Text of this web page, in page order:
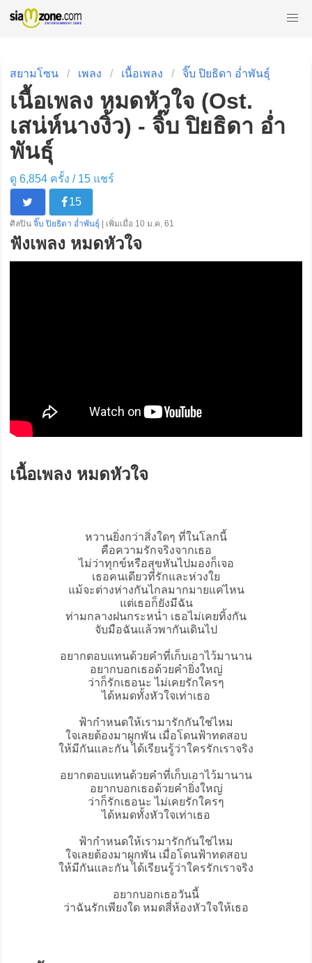
สยามโซน เพลง เนื้อเพลง จิ๊บ ปิยธิดา อ่ำพันธุ์
เนื้อเพลง หมดหัวใจ (Ost.
เสน่ห์นางงิ้ว) - จิ๊บ ปิยธิดา อ่ำ
พันธุ์
ดู 6,854 ครั้ง / 15แชร์
15
ศิลปิน จิ๊บ ปิยธิดา อ่ำพันธุ์ | เพิ่มเมื่อ 10 ม.ค. 61
ฟังเพลง หมดหัวใจ
เนื้อเพลง หมดหัวใจ
หวานยิ่งกว่าสิ่งใดๆ ที่ในโลกนี้
คือความรักจริงจากเธอ
ไม่ว่าทุกข์หรือสุขหันไปมองก็เจอ
เธอคนเดียวที่รักและห่วงใย
แม้จะต่างห่างกันไกลมากมายแค่ไหน
แต่เธอก็ยังมีฉัน
ท่ามกลางฝนกระหน่ำ เธอไม่เคยทิ้งกัน
จับมือฉันแล้วพากันเดินไป
อยากตอบแทนด้วยคำที่เก็บเอาไว้มานาน
อยากบอกเธอด้วยคำยิ่งใหญ่
ว่าก็รักเธอนะ ไม่เคยรักใครๆ
ได้หมดทั้งหัวใจเท่าเธอ
ฟ้ากำหนดให้เรามารักกันใช่ไหม
ใจเลยต้องมาผูกพัน เมื่อโดนฟ้าทดสอบ
ให้มีกันและกัน ได้เรียนรู้ว่าใครรักเราจริง
อยากตอบแทนด้วยคำที่เก็บเอาไว้มานาน
อยากบอกเธอด้วยคำยิ่งใหญ่
ว่าก็รักเธอนะ ไม่เคยรักใครๆ
ได้หมดทั้งหัวใจเท่าเธอ
ฟ้ากำหนดให้เรามารักกันใช่ไหม
ใจเลยต้องมาผูกพัน เมื่อโดนฟ้าทดสอบ
ให้มีกันและกัน ได้เรียนรู้ว่าใครรักเราจริง
อยากบอกเธอวันนี้
ว่าฉันรักเพียงใด หมดสี่ห้องหัวใจให้เธอ